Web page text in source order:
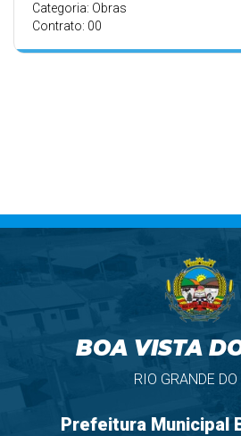
Categoria: Obras
Contrato: 00
BOA VISTA
RIO GRANDE DO
Prefeitura Municipal